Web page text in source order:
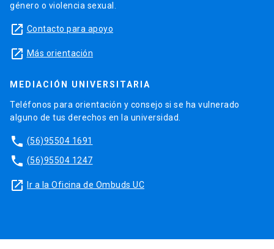
género o violencia sexual.
launch Contacto para apoyo
launch Más orientación
MEDIACIÓN UNIVERSITARIA
Teléfonos para orientación y consejo si se ha vulnerado
alguno de tus derechos en la universidad.
phone (56)95504 1691
phone (56)95504 1247
launch Ir a la Oficina de Ombuds UC